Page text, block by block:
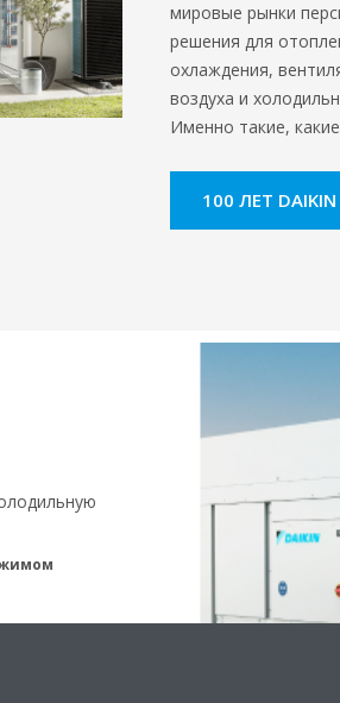
мировые рынки
решения для
охлаждения,
воздуха и
Именно такие,
100 ЛЕТ DAIKIN